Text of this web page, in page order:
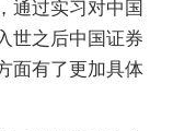
通过实习对中国
世之后中国证券
面有了更加具体